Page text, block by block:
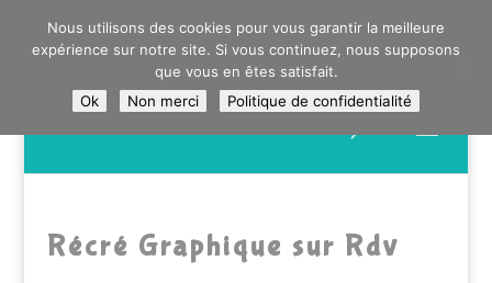
0603176412 - RDV CHEZ SO WATT À SAINT ANDRÉ OU
DANS LA MÉTROPOLE LILLOISE
CRAIENCO@GMAIL.COM
produits
Récré Graphique sur Rdv
Nous utilisons des cookies pour vous garantir la meilleure
expérience sur notre site. Si vous continuez, nous supposons
que vous en êtes satisfait.
Ok
Non merci Politique de confidentialité